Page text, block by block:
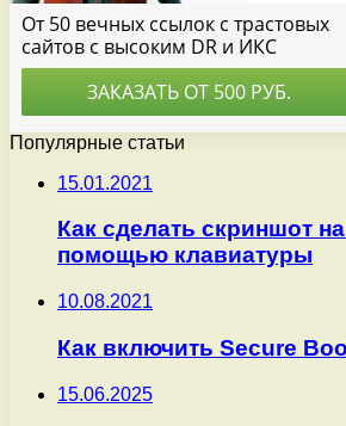
Популярные статьи
15.01.2021
Как сделать скриншот
помощью клавиатуры
10.08.2021
Как включить Secure
15.06.2025